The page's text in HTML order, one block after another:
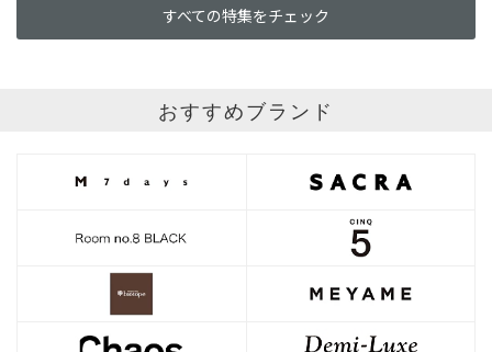
すべての特集をチェック
おすすめブランド